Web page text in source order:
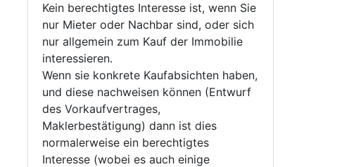
Kein berechtigtes Interesse ist, wenn Sie
nur Mieter oder Nachbar sind, oder sich
nur allgemein zum Kauf der Immobilie
interessieren.
Wenn sie konkrete Kaufabsichten haben,
und diese nachweisen können (Entwurf
des Vorkaufvertrages,
Maklerbestätigung) dann ist dies
normalerweise ein berechtigtes
Interesse (wobei es auch einige